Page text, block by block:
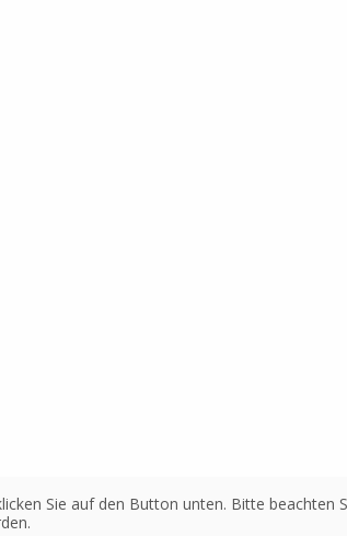
Sie auf den Button unten. Bitte